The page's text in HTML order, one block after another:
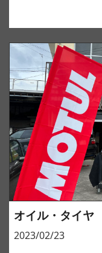
オイル・タイヤ
2023/02/23